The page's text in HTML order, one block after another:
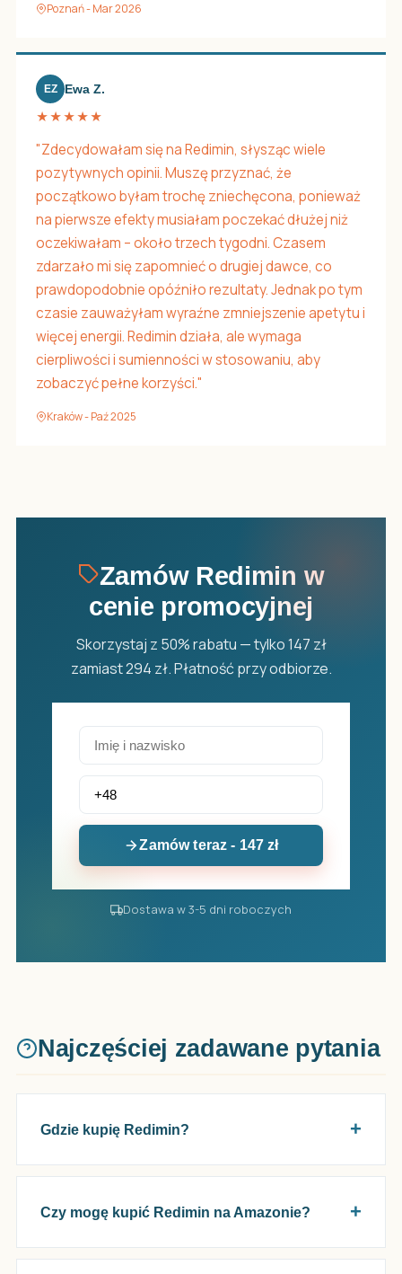
Poznań - Mar 2026
EZ Ewa Z.
★★★★★
"Zdecydowałam się na Redimin, słysząc wiele
pozytywnych opinii. Muszę przyznać, że
początkowo byłam trochę zniechęcona, ponieważ
na pierwsze efekty musiałam poczekać dłużej niż
oczekiwałam – około trzech tygodni. Czasem
zdarzało mi się zapomnieć o drugiej dawce, co
prawdopodobnie opóźniło rezultaty. Jednak po tym
czasie zauważyłam wyraźne zmniejszenie apetytu i
więcej energii. Redimin działa, ale wymaga
cierpliwości i sumienności w stosowaniu, aby
zobaczyć pełne korzyści."
Kraków - Paź 2025
Zamów Redimin w
cenie promocyjnej
Skorzystaj z 50% rabatu — tylko 147 zł
zamiast 294 zł. Płatność przy odbiorze.
Zamów teraz - 147 zł
Dostawa w 3-5 dni roboczych
Najczęściej zadawane pytania
Gdzie kupię Redimin?
Czy mogę kupić Redimin na Amazonie?